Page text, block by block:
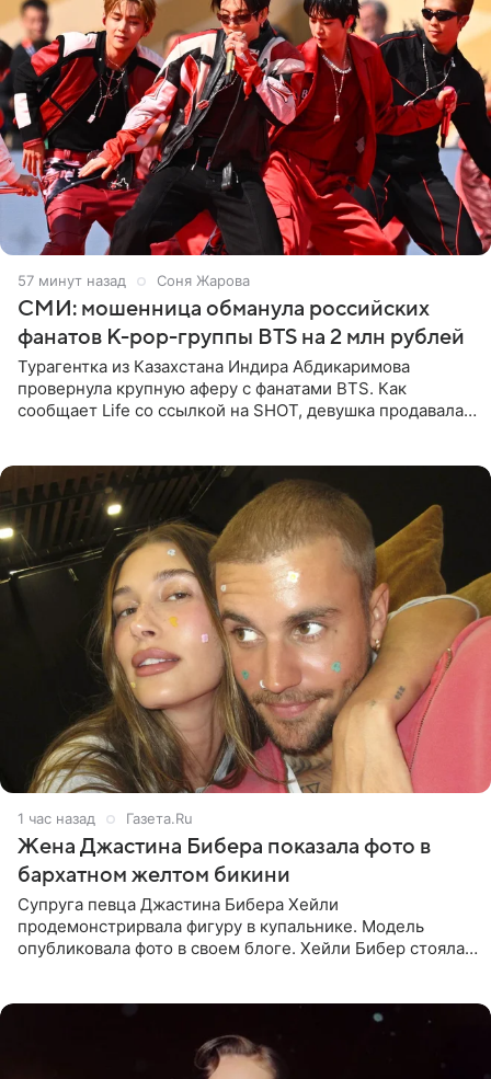
57 минут назад Соня Жарова
СМИ: мошенница обманула российских
фанатов K-pop-группы BTS на 2 млн рублей
Турагентка из Казахстана Индира Абдикаримова
провернула крупную аферу с фанатами BTS. Как
сообщает Life со ссылкой на SHOT, девушка продавала
1 час назад Газета.Ru
Жена Джастина Бибера показала фото в
бархатном желтом бикини
Супруга певца Джастина Бибера Хейли
продемонстрирвала фигуру в купальнике. Модель
опубликовала фото в своем блоге. Хейли Бибер стояла